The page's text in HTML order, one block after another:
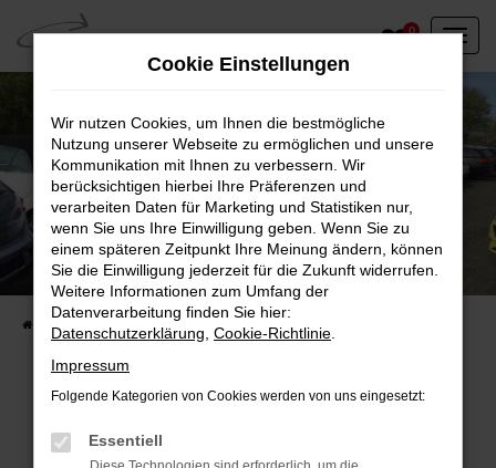
Zum
Hauptinhalt
springen
0
Unser Fahrzeugbestand vor Ort
Entdecken Sie unsere sofort verfügbaren
Fahrzeugangebote
Fehler: Network Error
Cookie Einstellungen
Wir nutzen Cookies, um Ihnen die bestmögliche
Nutzung unserer Webseite zu ermöglichen und unsere
Kommunikation mit Ihnen zu verbessern. Wir
berücksichtigen hierbei Ihre Präferenzen und
verarbeiten Daten für Marketing und Statistiken nur,
wenn Sie uns Ihre Einwilligung geben. Wenn Sie zu
einem späteren Zeitpunkt Ihre Meinung ändern, können
Sie die Einwilligung jederzeit für die Zukunft widerrufen.
Weitere Informationen zum Umfang der
Datenverarbeitung finden Sie hier:
Datenschutzerklärung Cookie-Richtlinie
Impressum
Folgende Kategorien von Cookies werden von uns eingesetzt:
Essentiell